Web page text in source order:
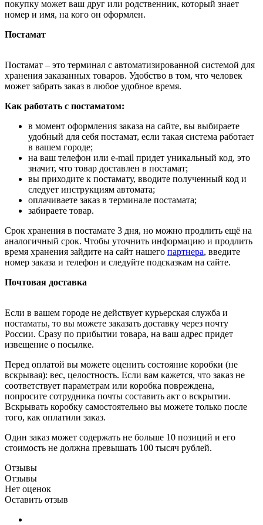
покупку может ваш друг или родственник, который знает
номер и имя, на кого он оформлен.
Постамат
Постамат – это терминал с автоматизированной системой для
хранения заказанных товаров. Удобство в том, что человек
может забрать заказ в любое удобное время.
Как работать с постаматом:
в момент оформления заказа на сайте, вы выбираете
удобный для себя постамат, если такая система работает
в вашем городе;
на ваш телефон или e-mail придет уникальный код, это
значит, что товар доставлен в постамат;
вы приходите к постамату, вводите полученный код и
следует инструкциям автомата;
оплачиваете заказ в терминале постамата;
забираете товар.
Срок хранения в постамате 3 дня, но можно продлить ещё на
аналогичный срок. Чтобы уточнить информацию и продлить
время хранения зайдите на сайт нашего партнера, введите
номер заказа и телефон и следуйте подсказкам на сайте.
Почтовая доставка
Если в вашем городе не действует курьерская служба и
постаматы, то вы можете заказать доставку через почту
России. Сразу по прибытии товара, на ваш адрес придет
извещение о посылке.
Перед оплатой вы можете оценить состояние коробки (не
вскрывая): вес, целостность. Если вам кажется, что заказ не
соответствует параметрам или коробка повреждена,
попросите сотрудника почты составить акт о вскрытии.
Вскрывать коробку самостоятельно вы можете только после
того, как оплатили заказ.
Один заказ может содержать не больше 10 позиций и его
стоимость не должна превышать 100 тысяч рублей.
Отзывы
Отзывы
Нет оценок
Оставить отзыв